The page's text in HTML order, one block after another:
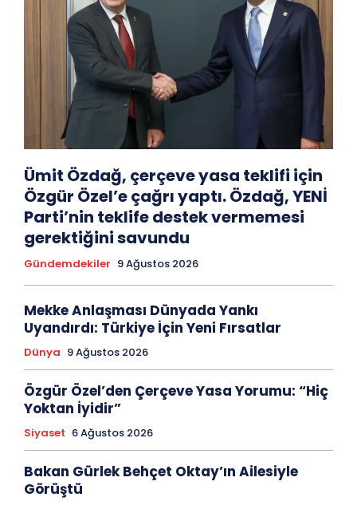
Ümit Özdağ, çerçeve yasa teklifi için
Özgür Özel’e çağrı yaptı. Özdağ, YENİ
Parti’nin teklife destek vermemesi
gerektiğini savundu
Gündemdekiler 9 Ağustos 2026
Mekke Anlaşması Dünyada Yankı
Uyandırdı: Türkiye İçin Yeni Fırsatlar
Dünya 9 Ağustos 2026
Özgür Özel’den Çerçeve Yasa Yorumu: “Hiç
Yoktan İyidir”
Siyaset 6 Ağustos 2026
Bakan Gürlek Behçet Oktay’ın Ailesiyle
Görüştü